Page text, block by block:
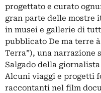
progettato e curato
gran parte delle mostre
in musei e gallerie di
pubblicato De ma terre
Terra”), una narrazione
Salgado della
Alcuni viaggi e progetti
raccontanti nel film